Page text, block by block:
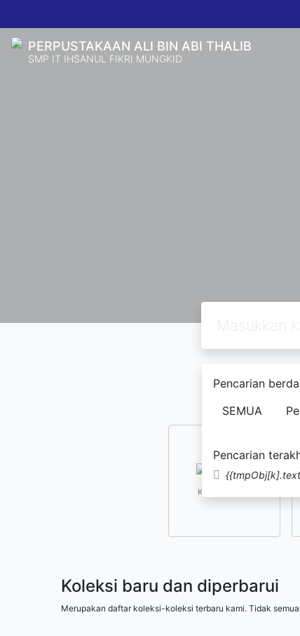
PERPUSTAKAAN ALI BIN ABI THALIB
SMP IT IHSANUL FIKRI MUNGKID
Pencarian
SEMUA
Pencarian
Kesusastraan
Koleksi baru dan diperbarui
Merupakan daftar koleksi-koleksi terbaru kami. Tidak